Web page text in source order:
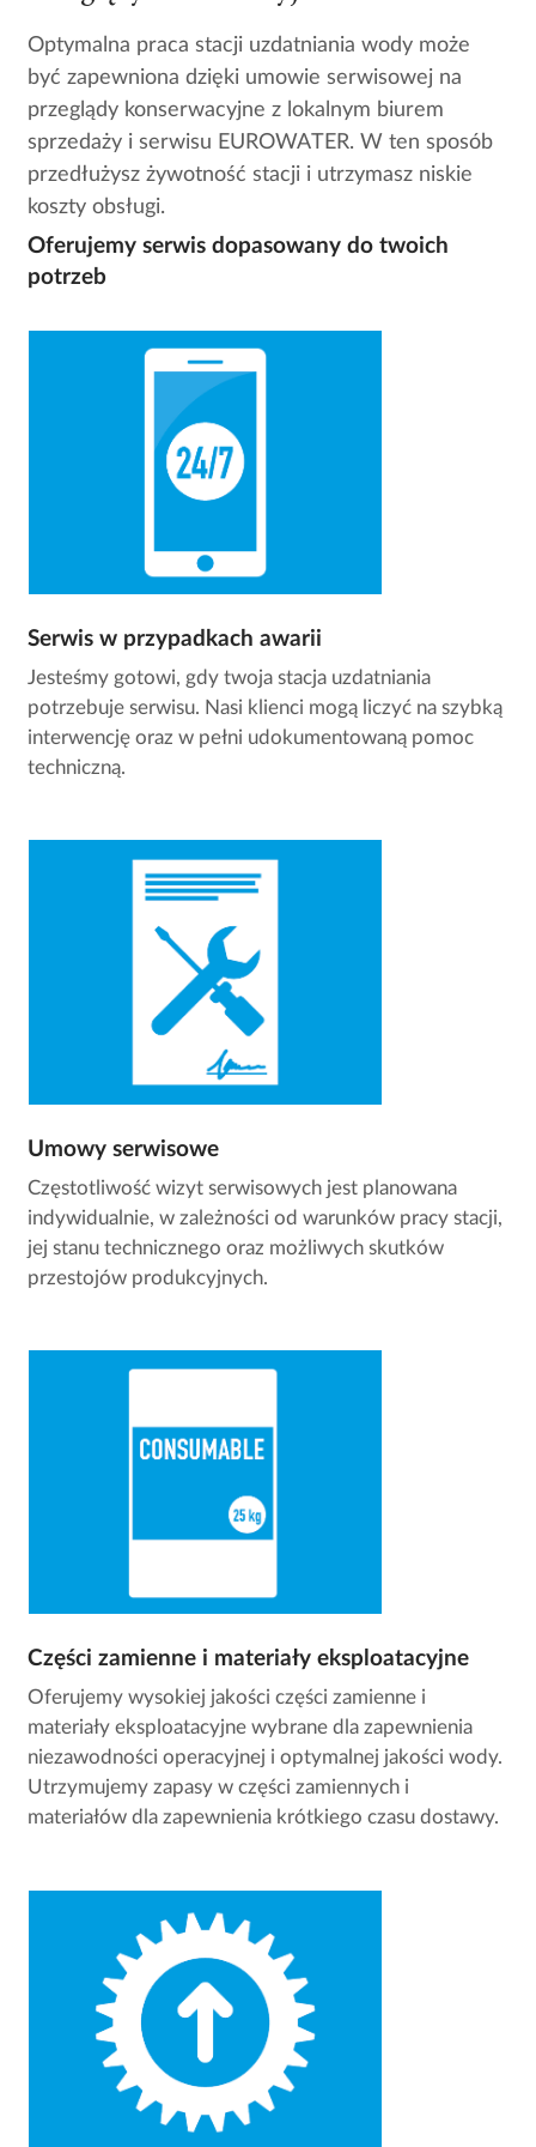
Optymalna praca stacji uzdatniania wody może
być zapewniona dzięki umowie serwisowej na
przeglądy konserwacyjne z lokalnym biurem
sprzedaży i serwisu EUROWATER. W ten sposób
przedłużysz żywotność stacji i utrzymasz niskie
koszty obsługi.
Oferujemy serwis dopasowany do twoich
potrzeb
Serwis w przypadkach awarii
Jesteśmy gotowi, gdy twoja stacja uzdatniania
potrzebuje serwisu. Nasi klienci mogą liczyć na szybką
interwencję oraz w pełni udokumentowaną pomoc
techniczną.
Umowy serwisowe
Częstotliwość wizyt serwisowych jest planowana
indywidualnie, w zależności od warunków pracy stacji,
jej stanu technicznego oraz możliwych skutków
przestojów produkcyjnych.
Części zamienne i materiały eksploatacyjne
Oferujemy wysokiej jakości części zamienne i
materiały eksploatacyjne wybrane dla zapewnienia
niezawodności operacyjnej i optymalnej jakości wody.
Utrzymujemy zapasy w części zamiennych i
materiałów dla zapewnienia krótkiego czasu dostawy.